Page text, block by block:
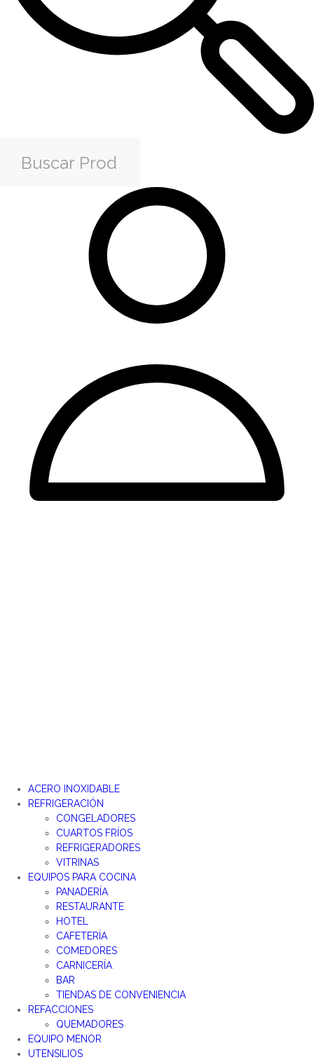
ACERO INOXIDABLE
REFRIGERACIÓN
CONGELADORES
CUARTOS FRÍOS
REFRIGERADORES
VITRINAS
EQUIPOS PARA COCINA
PANADERÍA
RESTAURANTE
HOTEL
CAFETERÍA
COMEDORES
CARNICERÍA
BAR
TIENDAS DE CONVENIENCIA
REFACCIONES
QUEMADORES
EQUIPO MENOR
UTENSILIOS